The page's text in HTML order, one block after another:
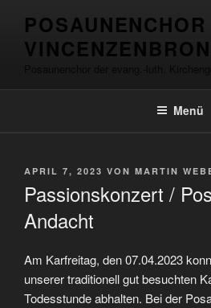
springen
springen
POSAUNENCHOR
Menü
VERÖFFENTLICHT
APRIL 7, 2023 VON MARTIN
Passionskonzert /
Andacht
Am Karfreitag, den 07.04.2023
unserer traditionell gut besuchten
Todesstunde abhalten. Bei der